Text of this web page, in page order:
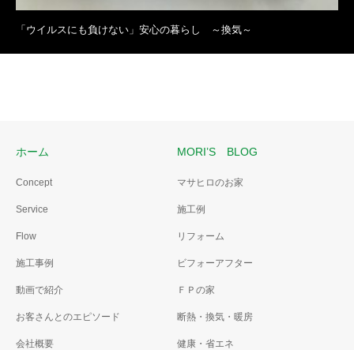
「ウイルスにも負けない」安心の暮らし ～換気～
ホーム
Concept
Service
Flow
施工事例
動画で紹介
お客さんとのエピソード
会社概要
MORI’S BLOG
マサヒロのお家
施工例
リフォーム
ビフォーアフター
ＦＰの家
断熱・換気・暖房
健康・省エネ